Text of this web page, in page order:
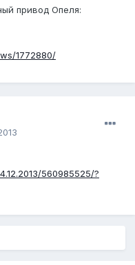
привод Опеля:
1772880/
560985525/?